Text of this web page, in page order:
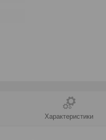
Характеристики